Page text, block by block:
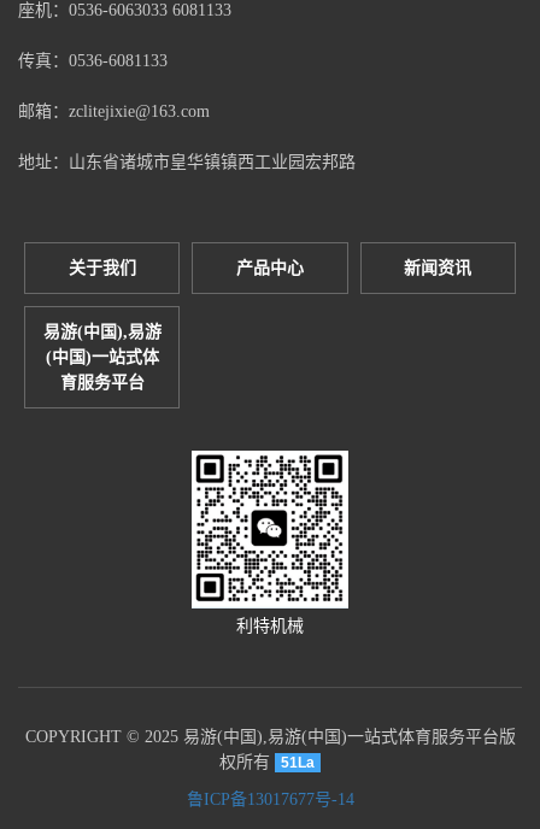
座机：0536-6063033 6081133
传真：0536-6081133
邮箱：zclitejixie@163.com
地址：山东省诸城市皇华镇镇西工业园宏邦路
关于我们 产品中心 新闻资讯
易游(中国),易游
(中国)一站式体
育服务平台
利特机械
COPYRIGHT © 2025 易游(中国),易游(中国)一站式体育服务平台版
权所有
51La
鲁ICP备13017677号-14